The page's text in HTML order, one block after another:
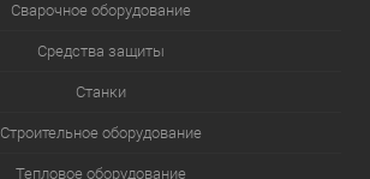
Сварочное оборудование
Средства защиты
Станки
Строительное оборудование
Тепловое оборудование